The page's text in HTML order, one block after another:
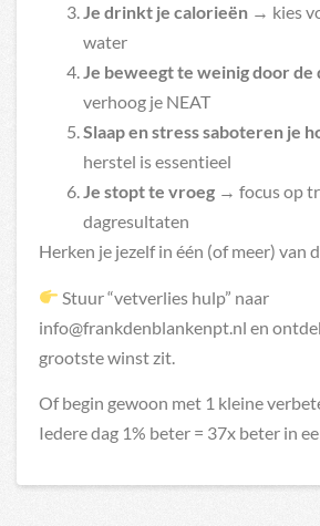
Je drinkt je calorieën → kies
water
Je beweegt te weinig door de
verhoog je NEAT
Slaap en stress saboteren je
herstel is essentieel
Je stopt te vroeg → focus op
dagresultaten
Herken je jezelf in één (of meer) van
Stuur “vetverlies hulp” naar
info@frankdenblankenpt.nl en
grootste winst zit.
Of begin gewoon met 1 kleine
Iedere dag 1% beter = 37x beter in